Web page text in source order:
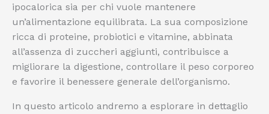
ipocalorica sia per chi vuole mantenere
un’alimentazione equilibrata. La sua composizione
ricca di proteine, probiotici e vitamine, abbinata
all’assenza di zuccheri aggiunti, contribuisce a
migliorare la digestione, controllare il peso corporeo
e favorire il benessere generale dell’organismo.
In questo articolo andremo a esplorare in dettaglio